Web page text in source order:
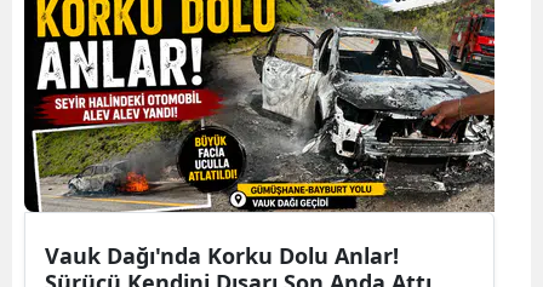
Vauk Dağı'nda Korku Dolu Anlar!